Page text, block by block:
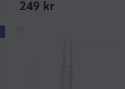
249 kr